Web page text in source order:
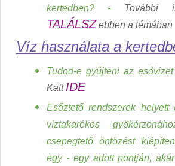
kertedben? - További
TALÁLSZebben a témában
Víz használata a
Tudod-e gyűjteni az
Katt IDE
Esőztető rendszerek helyett
víztakarékos
csepegtető öntözést
egy - egy adott pontján,